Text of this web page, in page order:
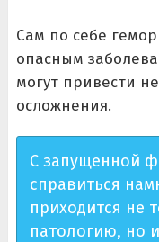
Сам по себе
опасным
могут привести
осложнения.
С запущенной
справиться
приходится не
патологию, но